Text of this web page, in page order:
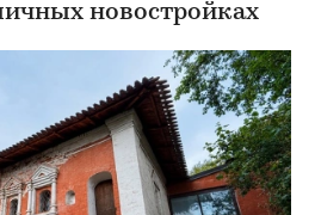
новостройках